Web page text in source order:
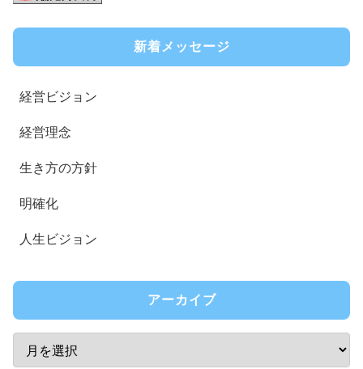
新着メッセージ
経営ビジョン
経営理念
生き方の方針
明確化
人生ビジョン
アーカイブ